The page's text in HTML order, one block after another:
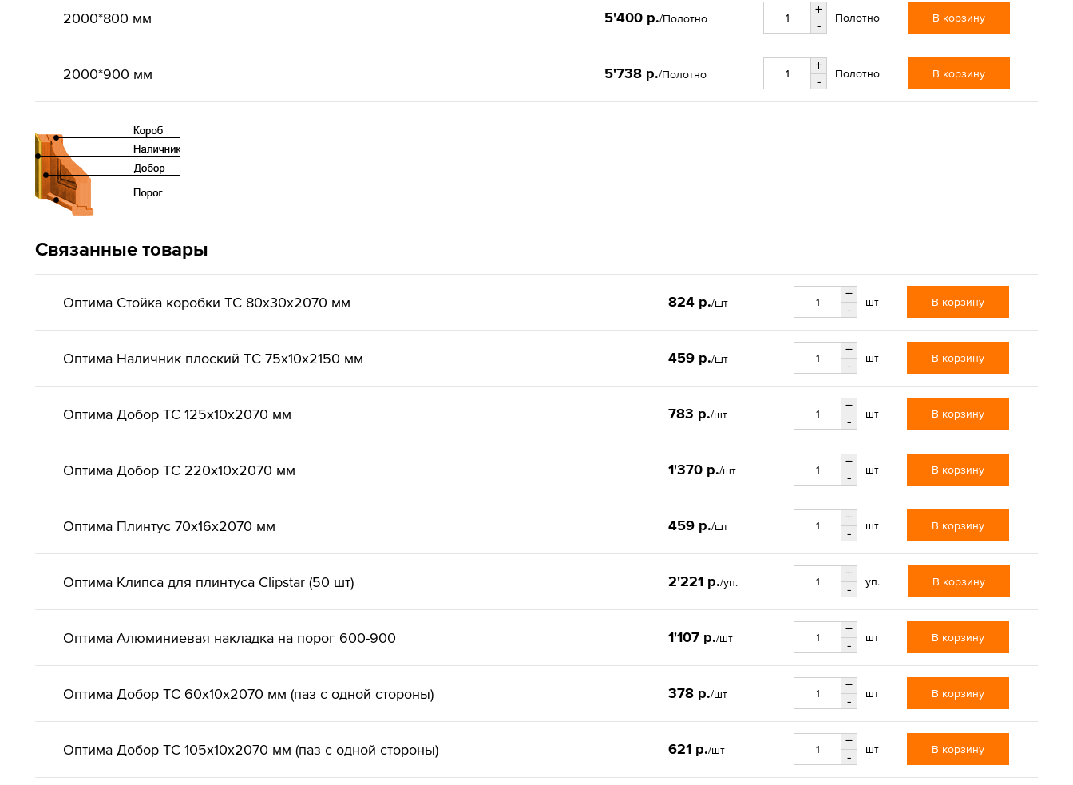
2000*800 мм 5'400 р./Полотно
+
-
Полотно В корзину
2000*900 мм 5'738 р./Полотно
+
-
Полотно В корзину
Связанные товары
Оптима Стойка коробки ТС 80х30х2070 мм 824 р./шт
+
-
шт В корзину
Оптима Наличник плоский ТС 75х10х2150 мм 459 р./шт
+
-
шт В корзину
Оптима Добор ТС 125х10х2070 мм 783 р./шт
+
-
шт В корзину
Оптима Добор ТС 220х10х2070 мм 1'370 р./шт
+
-
шт В корзину
Оптима Плинтус 70х16х2070 мм 459 р./шт
+
-
шт В корзину
Оптима Клипса для плинтуса Clipstar (50 шт) 2'221 р./уп.
+
-
уп. В корзину
Оптима Алюминиевая накладка на порог 600-900 1'107 р./шт
+
-
шт В корзину
Оптима Добор ТС 60х10х2070 мм (паз с одной стороны) 378 р./шт
+
-
шт В корзину
Оптима Добор ТС 105х10х2070 мм (паз с одной стороны) 621 р./шт
+
-
шт В корзину